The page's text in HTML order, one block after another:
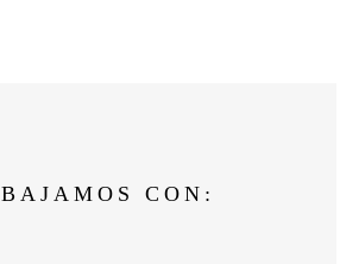
CON: